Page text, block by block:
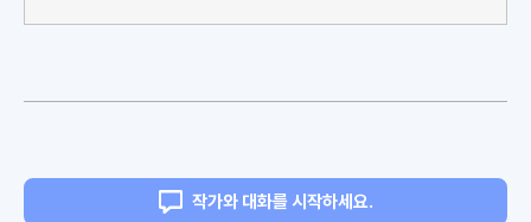
작가와 대화를 시작하세요.